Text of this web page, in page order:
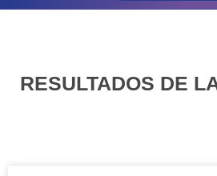
RESULTADOS DE